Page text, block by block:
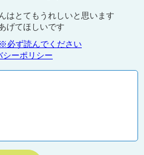
はとてもうれしいと思います
げてほしいです
必ず読んでください
シーポリシー